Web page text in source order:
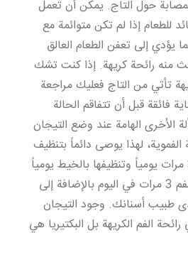
حول التاج. يمكن أن تعمل
للطعام إذا لم تكن متوائمة مع
إلى تعفن الطعام العالق
منه رائحة كريهة. إذا كنت تشك
تأتي من التاج فعليك مراجعة
فائقة قبل أن تتفاقم الحالة
الأخرى الهامة عند وضع التيجان
الفموية، لهذا يوصى دائماً بتنظيف
الأسنان بالفرشاة 3 مرات يومياً وتنظيفها بالخيط يومياً
واستخدام غسول الفم 3 مرات في اليوم بالإضافة إلى
طبيب أسنانك. وجود التيجان
الفم الكريهة بل البكتيريا هي